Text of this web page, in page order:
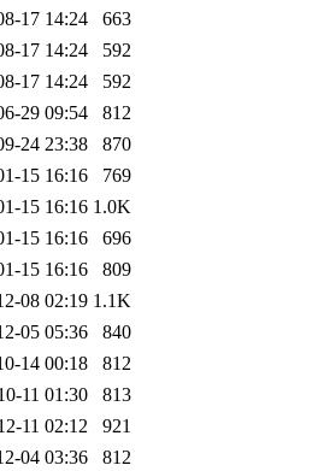
17 14:24
663
17 14:24
592
17 14:24
592
29 09:54
812
24 23:38
870
15 16:16
769
15 16:16 1.0K
15 16:16
696
15 16:16
809
08 02:19 1.1K
05 05:36
840
14 00:18
812
11 01:30
813
11 02:12
921
04 03:36
812